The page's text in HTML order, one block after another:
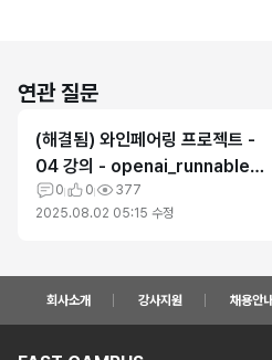
연관 질문
(해결됨) 와인페어링 프로젝트 -
04 강의 - openai_runnable.p
y 실행 오류
0 0
377
2025.08.02 05:15 수정
회사소개 강사지원 채용안내